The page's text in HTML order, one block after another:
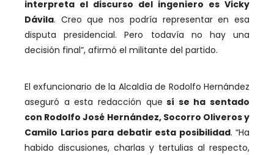
interpreta el discurso del ingeniero es Vicky
Dávila. Creo que nos podría representar en esa
disputa presidencial. Pero todavía no hay una
decisión final”, afirmó el militante del partido.
El exfuncionario de la Alcaldía de Rodolfo Hernández
aseguró a esta redacción que sí se ha sentado
con Rodolfo José Hernández, Socorro Oliveros y
Camilo Larios para debatir esta posibilidad. “Ha
habido discusiones, charlas y tertulias al respecto,